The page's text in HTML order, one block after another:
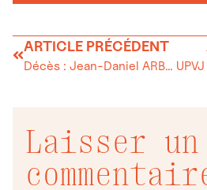
ARTICLE PRÉCÉDENT
Décès : Jean-Daniel ARBEZ
Laisser un